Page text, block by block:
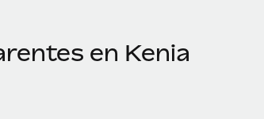
en Kenia